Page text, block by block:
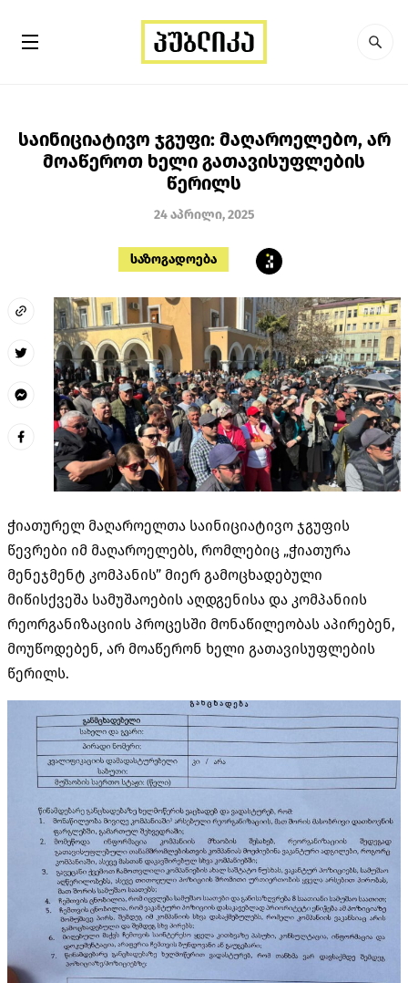
საინიციატივო ჯგუფი: მაღაროელებო, არ
მოაწეროთ ხელი გათავისუფლების
წერილს
24 აპრილი, 2025
საზოგადოება
ჭიათურელ მაღაროელთა საინიციატივო ჯგუფის
წევრები იმ მაღაროელებს, რომლებიც „ჭიათურა
მენეჯმენტ კომპანის” მიერ გამოცხადებული
მიწისქვეშა სამუშაოების აღდგენისა და კომპანიის
რეორგანიზაციის პროცესში მონაწილეობას აპირებენ,
მოუწოდებენ, არ მოაწერონ ხელი გათავისუფლების
წერილს.